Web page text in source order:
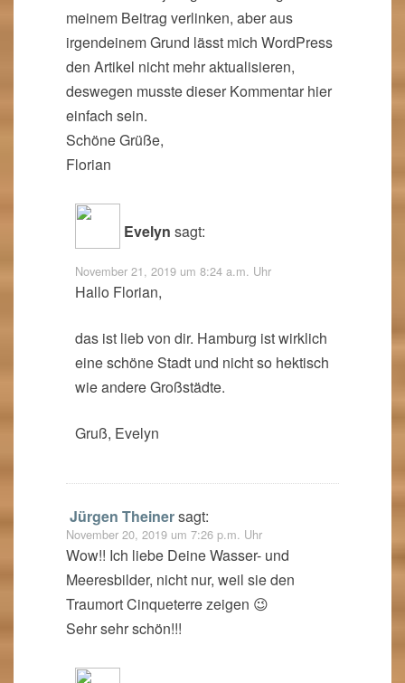
meinem Beitrag verlinken, aber aus
irgendeinem Grund lässt mich WordPress
den Artikel nicht mehr aktualisieren,
deswegen musste dieser Kommentar hier
einfach sein.
Schöne Grüße,
Florian
Evelyn sagt:
November 21, 2019 um 8:24 a.m. Uhr
Hallo Florian,
das ist lieb von dir. Hamburg ist wirklich
eine schöne Stadt und nicht so hektisch
wie andere Großstädte.
Gruß, Evelyn
Jürgen Theinersagt:
November 20, 2019 um 7:26 p.m. Uhr
Wow!! Ich liebe Deine Wasser- und
Meeresbilder, nicht nur, weil sie den
Traumort Cinqueterre zeigen 😉
Sehr sehr schön!!!